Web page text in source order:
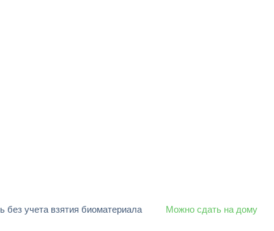
без учета взятия биоматериала Можно сдать на дому